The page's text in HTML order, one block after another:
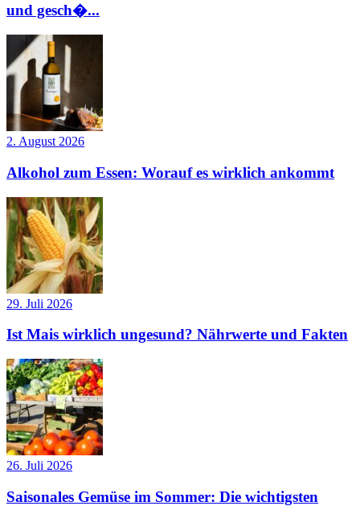
und gesch�...
2. August 2026
Alkohol zum Essen: Worauf es wirklich ankommt
29. Juli 2026
Ist Mais wirklich ungesund? Nährwerte und Fakten
26. Juli 2026
Saisonales Gemüse im Sommer: Die wichtigsten